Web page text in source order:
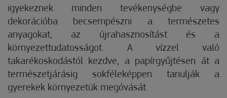
igyekeznek minden tevékenységbe vagy
dekorációba becsempészni a természetes
anyagokat, az újrahasznosítást és a
környezettudatosságot. A vízzel való
takarékoskodástól kezdve, a papírgyűjtésen át a
természetjárásig sokféleképpen tanulják a
gyerekek környezetük megóvását.